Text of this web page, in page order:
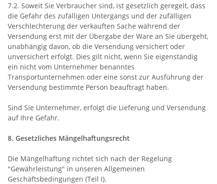
7.2. Soweit Sie Verbraucher sind, ist gesetzlich geregelt, dass
die Gefahr des zufälligen Untergangs und der zufälligen
Verschlechterung der verkauften Sache während der
Versendung erst mit der Übergabe der Ware an Sie übergeht,
unabhängig davon, ob die Versendung versichert oder
unversichert erfolgt. Dies gilt nicht, wenn Sie eigenständig
ein nicht vom Unternehmer benanntes
Transportunternehmen oder eine sonst zur Ausführung der
Versendung bestimmte Person beauftragt haben.
Sind Sie Unternehmer, erfolgt die Lieferung und Versendung
auf Ihre Gefahr.
8. Gesetzliches Mängelhaftungsrecht
Die Mängelhaftung richtet sich nach der Regelung
"Gewährleistung" in unseren Allgemeinen
Geschäftsbedingungen (Teil I).